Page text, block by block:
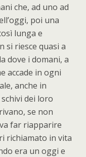
che, ad uno ad
poi una
lunga e
si riesce quasi a
dove i domani, a
accade in ogni
anche in
dei loro
se non
far riapparire
richiamato in vita
era un oggi e